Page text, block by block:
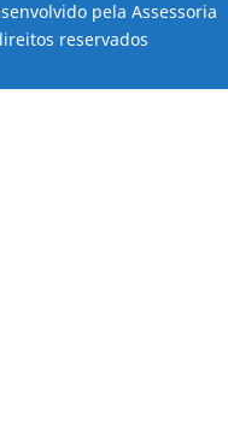
pela Assessoria
reservados